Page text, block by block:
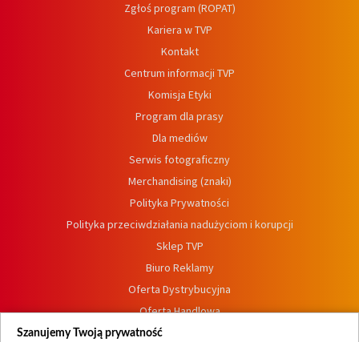
Zgłoś program (ROPAT)
Kariera w TVP
Kontakt
Centrum informacji TVP
Komisja Etyki
Program dla prasy
Dla mediów
Serwis fotograficzny
Merchandising (znaki)
Polityka Prywatności
Polityka przeciwdziałania nadużyciom i korupcji
Sklep TVP
Biuro Reklamy
Oferta Dystrybucyjna
Oferta Handlowa
Dostępność
Szanujemy Twoją prywatność